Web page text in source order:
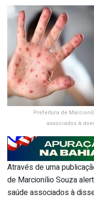
Prefeitura de
associados à
Através de uma
de Marcionílio Souza
saúde associados à